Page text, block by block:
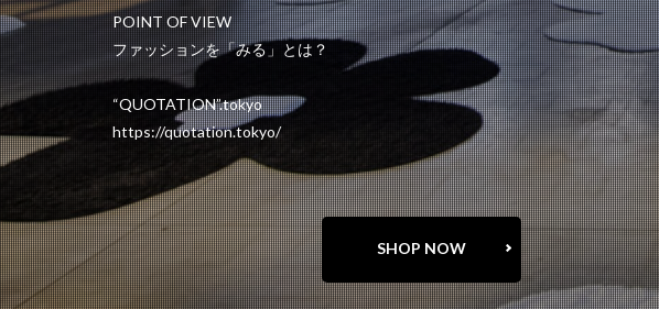
POINT OF VIEW
ファッションを「みる」とは？
“QUOTATION”.tokyo
https://quotation.tokyo/
SHOP NOW